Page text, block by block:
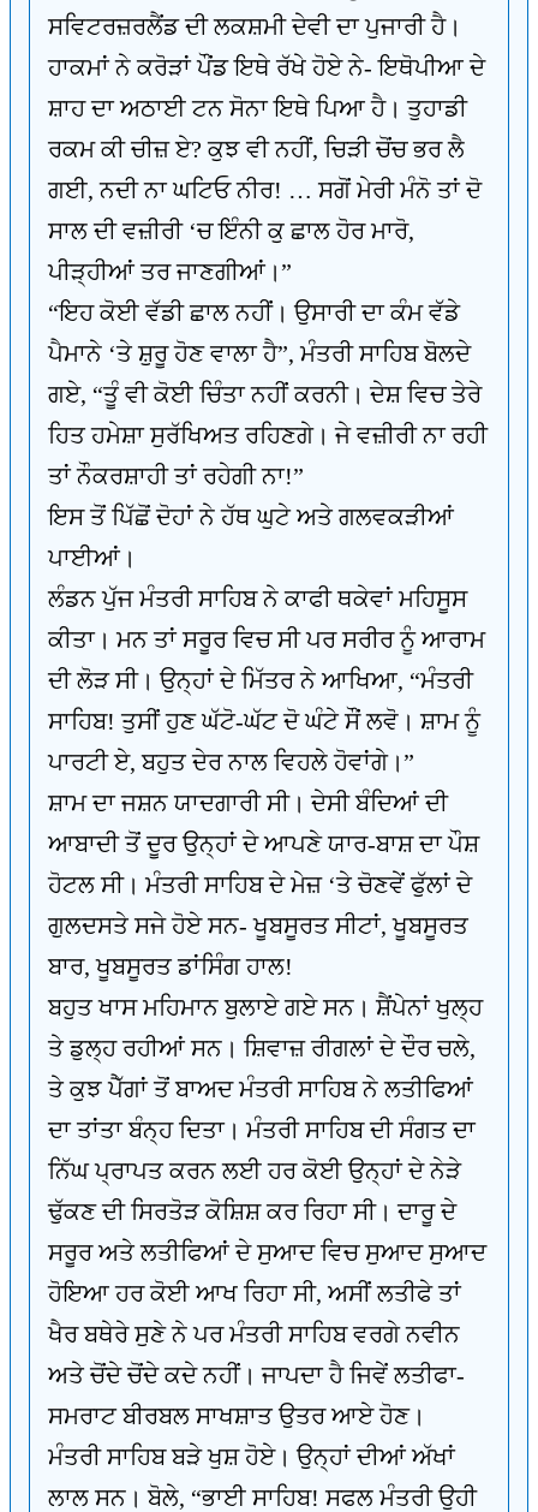
ਸਵਿਟਰਜ਼ਰਲੈਂਡ ਦੀ ਲਕਸ਼ਮੀ ਦੇਵੀ ਦਾ ਪੁਜਾਰੀ ਹੈ।
ਹਾਕਮਾਂ ਨੇ ਕਰੋੜਾਂ ਪੌਂਡ ਇਥੇ ਰੱਖੇ ਹੋਏ ਨੇ- ਇਥੋਪੀਆ ਦੇ
ਸ਼ਾਹ ਦਾ ਅਠਾਈ ਟਨ ਸੋਨਾ ਇਥੇ ਪਿਆ ਹੈ। ਤੁਹਾਡੀ
ਰਕਮ ਕੀ ਚੀਜ਼ ਏ? ਕੁਝ ਵੀ ਨਹੀਂ, ਚਿੜੀ ਚੋਂਚ ਭਰ ਲੈ
ਗਈ, ਨਦੀ ਨਾ ਘਟਿਓ ਨੀਰ! … ਸਗੋਂ ਮੇਰੀ ਮੰਨੋ ਤਾਂ ਦੋ
ਸਾਲ ਦੀ ਵਜ਼ੀਰੀ ‘ਚ ਇੰਨੀ ਕੁ ਛਾਲ ਹੋਰ ਮਾਰੋ,
ਪੀੜ੍ਹੀਆਂ ਤਰ ਜਾਣਗੀਆਂ।”
“ਇਹ ਕੋਈ ਵੱਡੀ ਛਾਲ ਨਹੀਂ। ਉਸਾਰੀ ਦਾ ਕੰਮ ਵੱਡੇ
ਪੈਮਾਨੇ ‘ਤੇ ਸ਼ੁਰੂ ਹੋਣ ਵਾਲਾ ਹੈ”, ਮੰਤਰੀ ਸਾਹਿਬ ਬੋਲਦੇ
ਗਏ, “ਤੂੰ ਵੀ ਕੋਈ ਚਿੰਤਾ ਨਹੀਂ ਕਰਨੀ। ਦੇਸ਼ ਵਿਚ ਤੇਰੇ
ਹਿਤ ਹਮੇਸ਼ਾ ਸੁਰੱਖਿਅਤ ਰਹਿਣਗੇ। ਜੇ ਵਜ਼ੀਰੀ ਨਾ ਰਹੀ
ਤਾਂ ਨੌਕਰਸ਼ਾਹੀ ਤਾਂ ਰਹੇਗੀ ਨਾ!”
ਇਸ ਤੋਂ ਪਿੱਛੋਂ ਦੋਹਾਂ ਨੇ ਹੱਥ ਘੁਟੇ ਅਤੇ ਗਲਵਕੜੀਆਂ
ਪਾਈਆਂ।
ਲੰਡਨ ਪੁੱਜ ਮੰਤਰੀ ਸਾਹਿਬ ਨੇ ਕਾਫੀ ਥਕੇਵਾਂ ਮਹਿਸੂਸ
ਕੀਤਾ। ਮਨ ਤਾਂ ਸਰੂਰ ਵਿਚ ਸੀ ਪਰ ਸਰੀਰ ਨੂੰ ਆਰਾਮ
ਦੀ ਲੋੜ ਸੀ। ਉਨ੍ਹਾਂ ਦੇ ਮਿੱਤਰ ਨੇ ਆਖਿਆ, “ਮੰਤਰੀ
ਸਾਹਿਬ! ਤੁਸੀਂ ਹੁਣ ਘੱਟੋ-ਘੱਟ ਦੋ ਘੰਟੇ ਸੌਂ ਲਵੋ। ਸ਼ਾਮ ਨੂੰ
ਪਾਰਟੀ ਏ, ਬਹੁਤ ਦੇਰ ਨਾਲ ਵਿਹਲੇ ਹੋਵਾਂਗੇ।”
ਸ਼ਾਮ ਦਾ ਜਸ਼ਨ ਯਾਦਗਾਰੀ ਸੀ। ਦੇਸੀ ਬੰਦਿਆਂ ਦੀ
ਆਬਾਦੀ ਤੋਂ ਦੂਰ ਉਨ੍ਹਾਂ ਦੇ ਆਪਣੇ ਯਾਰ-ਬਾਸ਼ ਦਾ ਪੌਸ਼
ਹੋਟਲ ਸੀ। ਮੰਤਰੀ ਸਾਹਿਬ ਦੇ ਮੇਜ਼ ‘ਤੇ ਚੋਣਵੇਂ ਫੁੱਲਾਂ ਦੇ
ਗੁਲਦਸਤੇ ਸਜੇ ਹੋਏ ਸਨ- ਖੂਬਸੂਰਤ ਸੀਟਾਂ, ਖੂਬਸੂਰਤ
ਬਾਰ, ਖੂਬਸੂਰਤ ਡਾਂਸਿੰਗ ਹਾਲ!
ਬਹੁਤ ਖਾਸ ਮਹਿਮਾਨ ਬੁਲਾਏ ਗਏ ਸਨ। ਸ਼ੈਂਪੇਨਾਂ ਖੁਲ੍ਹ
ਤੇ ਡੁਲ੍ਹ ਰਹੀਆਂ ਸਨ। ਸ਼ਿਵਾਜ਼ ਰੀਗਲਾਂ ਦੇ ਦੌਰ ਚਲੇ,
ਤੇ ਕੁਝ ਪੈੱਗਾਂ ਤੋਂ ਬਾਅਦ ਮੰਤਰੀ ਸਾਹਿਬ ਨੇ ਲਤੀਫਿਆਂ
ਦਾ ਤਾਂਤਾ ਬੰਨ੍ਹ ਦਿਤਾ। ਮੰਤਰੀ ਸਾਹਿਬ ਦੀ ਸੰਗਤ ਦਾ
ਨਿੱਘ ਪ੍ਰਾਪਤ ਕਰਨ ਲਈ ਹਰ ਕੋਈ ਉਨ੍ਹਾਂ ਦੇ ਨੇੜੇ
ਢੁੱਕਣ ਦੀ ਸਿਰਤੋੜ ਕੋਸ਼ਿਸ਼ ਕਰ ਰਿਹਾ ਸੀ। ਦਾਰੂ ਦੇ
ਸਰੂਰ ਅਤੇ ਲਤੀਫਿਆਂ ਦੇ ਸੁਆਦ ਵਿਚ ਸੁਆਦ ਸੁਆਦ
ਹੋਇਆ ਹਰ ਕੋਈ ਆਖ ਰਿਹਾ ਸੀ, ਅਸੀਂ ਲਤੀਫੇ ਤਾਂ
ਖੈਰ ਬਥੇਰੇ ਸੁਣੇ ਨੇ ਪਰ ਮੰਤਰੀ ਸਾਹਿਬ ਵਰਗੇ ਨਵੀਨ
ਅਤੇ ਚੋਂਦੇ ਚੋਂਦੇ ਕਦੇ ਨਹੀਂ। ਜਾਪਦਾ ਹੈ ਜਿਵੇਂ ਲਤੀਫਾ-
ਸਮਰਾਟ ਬੀਰਬਲ ਸਾਖਸ਼ਾਤ ਉਤਰ ਆਏ ਹੋਣ।
ਮੰਤਰੀ ਸਾਹਿਬ ਬੜੇ ਖੁਸ਼ ਹੋਏ। ਉਨ੍ਹਾਂ ਦੀਆਂ ਅੱਖਾਂ
ਲਾਲ ਸਨ। ਬੋਲੇ, “ਭਾਈ ਸਾਹਿਬ! ਸਫਲ ਮੰਤਰੀ ਉਹੀ